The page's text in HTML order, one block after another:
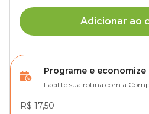
Adicionar ao
Programe e economize
Facilite sua rotina com a
R$ 17,50